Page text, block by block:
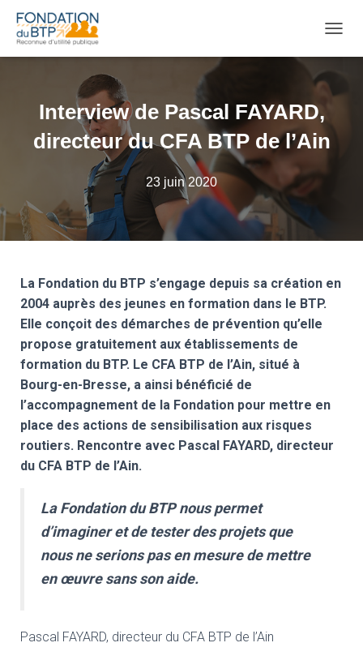
Interview de Pascal FAYARD,
directeur du CFA BTP de l’Ain
23 juin 2020
La Fondation du BTP s’engage depuis sa création en
2004 auprès des jeunes en formation dans le BTP.
Elle conçoit des démarches de prévention qu’elle
propose gratuitement aux établissements de
formation du BTP. Le CFA BTP de l’Ain, situé à
Bourg-en-Bresse, a ainsi bénéficié de
l’accompagnement de la Fondation pour mettre en
place des actions de sensibilisation aux risques
routiers. Rencontre avec Pascal FAYARD, directeur
du CFA BTP de l’Ain.
La Fondation du BTP nous permet
d’imaginer et de tester des projets que
nous ne serions pas en mesure de mettre
en œuvre sans son aide.
Pascal FAYARD, directeur du CFA BTP de l’Ain